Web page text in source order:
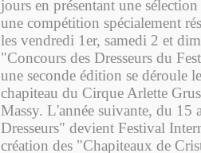
jours en présentant une
une compétition spécialement
les vendredi 1er, samedi 2 et
"Concours des Dresseurs du
une seconde édition se déroule
chapiteau du Cirque Arlette
Massy. L'année suivante, du
Dresseurs" devient Festival
création des "Chapiteaux de